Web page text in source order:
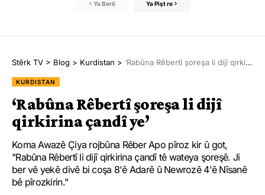
Ya Berê Ya Pişt re
Stêrk TV > Blog > Kurdistan > ‘Rabûna Rêbertî şoreşa li dijî qirkirina çandî ye’
KURDISTAN
‘Rabûna Rêbertî şoreşa li dijî
qirkirina çandî ye’
Koma Awazê Çiya rojbûna Rêber Apo pîroz kir û got,
"Rabûna Rêbertî li dijî qirkirina çandî tê wateya şoreşê. Ji
ber vê yekê divê bi coşa 8'ê Adarê û Newrozê 4'ê Nîsanê
bê pîrozkirin."